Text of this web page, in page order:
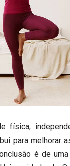
física,
para melhorar
é de